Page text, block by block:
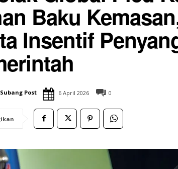
Blanakan Bahas
Kawasan Hutan
Tambak Pantura
SUBANG UPDATE
Rumah Zakat Cimahi
Sembako dan
Baku
Insentif
Subang Post 6 April 2026 0